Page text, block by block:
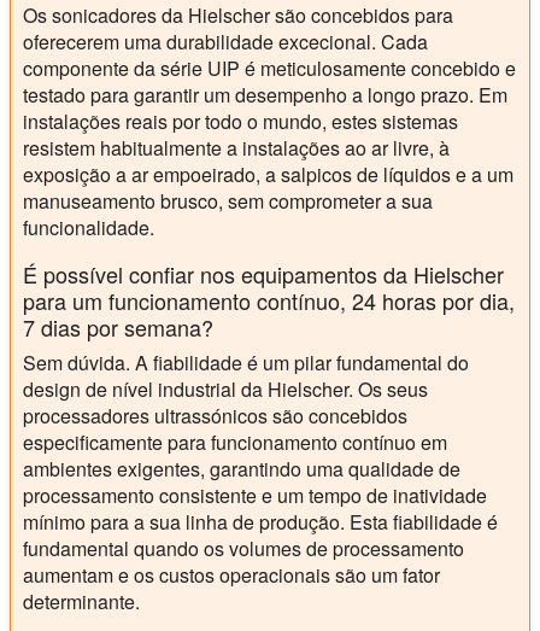
Os sonicadores da Hielscher são concebidos para
oferecerem uma durabilidade excecional. Cada
componente da série UIP é meticulosamente concebido e
testado para garantir um desempenho a longo prazo. Em
instalações reais por todo o mundo, estes sistemas
resistem habitualmente a instalações ao ar livre, à
exposição a ar empoeirado, a salpicos de líquidos e a um
manuseamento brusco, sem comprometer a sua
funcionalidade.
É possível confiar nos equipamentos da Hielscher
para um funcionamento contínuo, 24 horas por dia,
7 dias por semana?
Sem dúvida. A fiabilidade é um pilar fundamental do
design de nível industrial da Hielscher. Os seus
processadores ultrassónicos são concebidos
especificamente para funcionamento contínuo em
ambientes exigentes, garantindo uma qualidade de
processamento consistente e um tempo de inatividade
mínimo para a sua linha de produção. Esta fiabilidade é
fundamental quando os volumes de processamento
aumentam e os custos operacionais são um fator
determinante.